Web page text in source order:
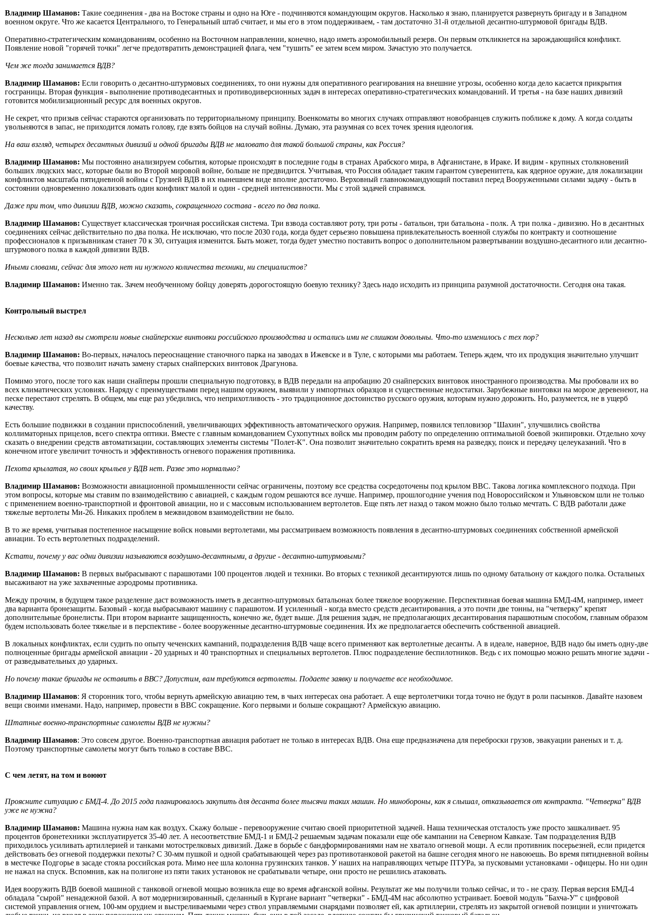
Владимир Шаманов: Такие соединения - два на Востоке страны и одно на Юге - подчиняются командующим округов. Насколько я знаю, планируется развернуть бригаду и в Западном
военном округе. Что же касается Центрального, то Генеральный штаб считает, и мы его в этом поддерживаем, - там достаточно 31-й отдельной десантно-штурмовой бригады ВДВ.
Оперативно-стратегическим командованиям, особенно на Восточном направлении, конечно, надо иметь аэромобильный резерв. Он первым откликнется на зарождающийся конфликт.
Появление новой "горячей точки" легче предотвратить демонстрацией флага, чем "тушить" ее затем всем миром. Зачастую это получается.
Чем же тогда занимается ВДВ?
Владимир Шаманов: Если говорить о десантно-штурмовых соединениях, то они нужны для оперативного реагирования на внешние угрозы, особенно когда дело касается прикрытия
госграницы. Вторая функция - выполнение противодесантных и противодиверсионных задач в интересах оперативно-стратегических командований. И третья - на базе наших дивизий
готовится мобилизационный ресурс для военных округов.
Не секрет, что призыв сейчас стараются организовать по территориальному принципу. Военкоматы во многих случаях отправляют новобранцев служить поближе к дому. А когда солдаты
увольняются в запас, не приходится ломать голову, где взять бойцов на случай войны. Думаю, эта разумная со всех точек зрения идеология.
На ваш взгляд, четырех десантных дивизий и одной бригады ВДВ не маловато для такой большой страны, как Россия?
Владимир Шаманов: Мы постоянно анализируем события, которые происходят в последние годы в странах Арабского мира, в Афганистане, в Ираке. И видим - крупных столкновений
больших людских масс, которые были во Второй мировой войне, больше не предвидится. Учитывая, что Россия обладает таким гарантом суверенитета, как ядерное оружие, для локализации
конфликтов масштаба пятидневной войны с Грузией ВДВ в их нынешнем виде вполне достаточно. Верховный главнокомандующий поставил перед Вооруженными силами задачу - быть в
состоянии одновременно локализовать один конфликт малой и один - средней интенсивности. Мы с этой задачей справимся.
Даже при том, что дивизии ВДВ, можно сказать, сокращенного состава - всего по два полка.
Владимир Шаманов: Существует классическая троичная российская система. Три взвода составляют роту, три роты - батальон, три батальона - полк. А три полка - дивизию. Но в десантных
соединениях сейчас действительно по два полка. Не исключаю, что после 2030 года, когда будет серьезно повышена привлекательность военной службы по контракту и соотношение
профессионалов к призывникам станет 70 к 30, ситуация изменится. Быть может, тогда будет уместно поставить вопрос о дополнительном развертывании воздушно-десантного или десантно-
штурмового полка в каждой дивизии ВДВ.
Иными словами, сейчас для этого нет ни нужного количества техники, ни специалистов?
Владимир Шаманов: Именно так. Зачем необученному бойцу доверять дорогостоящую боевую технику? Здесь надо исходить из принципа разумной достаточности. Сегодня она такая.
Контрольный выстрел
Несколько лет назад вы смотрели новые снайперские винтовки российского производства и остались ими не слишком довольны. Что-то изменилось с тех пор?
Владимир Шаманов: Во-первых, началось переоснащение станочного парка на заводах в Ижевске и в Туле, с которыми мы работаем. Теперь ждем, что их продукция значительно улучшит
боевые качества, что позволит начать замену старых снайперских винтовок Драгунова.
Помимо этого, после того как наши снайперы прошли специальную подготовку, в ВДВ передали на апробацию 20 снайперских винтовок иностранного производства. Мы пробовали их во
всех климатических условиях. Наряду с преимуществами перед нашим оружием, выявили у импортных образцов и существенные недостатки. Зарубежные винтовки на морозе деревенеют, на
песке перестают стрелять. В общем, мы еще раз убедились, что неприхотливость - это традиционное достоинство русского оружия, которым нужно дорожить. Но, разумеется, не в ущерб
качеству.
Есть большие подвижки в создании приспособлений, увеличивающих эффективность автоматического оружия. Например, появился тепловизор "Шахин", улучшились свойства
коллиматорных прицелов, всего спектра оптики. Вместе с главным командованием Сухопутных войск мы проводим работу по определению оптимальной боевой экипировки. Отдельно хочу
сказать о внедрении средств автоматизации, составляющих элементы системы "Полет-К". Она позволит значительно сократить время на разведку, поиск и передачу целеуказаний. Что в
конечном итоге увеличит точность и эффективность огневого поражения противника.
Пехота крылатая, но своих крыльев у ВДВ нет. Разве это нормально?
Владимир Шаманов: Возможности авиационной промышленности сейчас ограничены, поэтому все средства сосредоточены под крылом ВВС. Такова логика комплексного подхода. При
этом вопросы, которые мы ставим по взаимодействию с авиацией, с каждым годом решаются все лучше. Например, прошлогодние учения под Новороссийском и Ульяновском шли не только
с применением военно-транспортной и фронтовой авиации, но и с массовым использованием вертолетов. Еще пять лет назад о таком можно было только мечтать. С ВДВ работали даже
тяжелые вертолеты Ми-26. Никаких проблем в межвидовом взаимодействии не было.
В то же время, учитывая постепенное насыщение войск новыми вертолетами, мы рассматриваем возможность появления в десантно-штурмовых соединениях собственной армейской
авиации. То есть вертолетных подразделений.
Кстати, почему у вас одни дивизии называются воздушно-десантными, а другие - десантно-штурмовыми?
Владимир Шаманов: В первых выбрасывают с парашютами 100 процентов людей и техники. Во вторых с техникой десантируются лишь по одному батальону от каждого полка. Остальных
высаживают на уже захваченные аэродромы противника.
Между прочим, в будущем такое разделение даст возможность иметь в десантно-штурмовых батальонах более тяжелое вооружение. Перспективная боевая машина БМД-4М, например, имеет
два варианта бронезащиты. Базовый - когда выбрасывают машину с парашютом. И усиленный - когда вместо средств десантирования, а это почти две тонны, на "четверку" крепят
дополнительные бронелисты. При втором варианте защищенность, конечно же, будет выше. Для решения задач, не предполагающих десантирования парашютным способом, главным образом
будем использовать более тяжелые и в перспективе - более вооруженные десантно-штурмовые соединения. Их же предполагается обеспечить собственной авиацией.
В локальных конфликтах, если судить по опыту чеченских кампаний, подразделения ВДВ чаще всего применяют как вертолетные десанты. А в идеале, наверное, ВДВ надо бы иметь одну-две
полноценные бригады армейской авиации - 20 ударных и 40 транспортных и специальных вертолетов. Плюс подразделение беспилотников. Ведь с их помощью можно решать многие задачи -
от разведывательных до ударных.
Но почему такие бригады не оставить в ВВС? Допустим, вам требуются вертолеты. Подаете заявку и получаете все необходимое.
Владимир Шаманов: Я сторонник того, чтобы вернуть армейскую авиацию тем, в чьих интересах она работает. А еще вертолетчики тогда точно не будут в роли пасынков. Давайте назовем
вещи своими именами. Надо, например, провести в ВВС сокращение. Кого первыми и больше сокращают? Армейскую авиацию.
Штатные военно-транспортные самолеты ВДВ не нужны?
Владимир Шаманов: Это совсем другое. Военно-транспортная авиация работает не только в интересах ВДВ. Она еще предназначена для переброски грузов, эвакуации раненых и т. д.
Поэтому транспортные самолеты могут быть только в составе ВВС.
С чем летят, на том и воюют
Проясните ситуацию с БМД-4. До 2015 года планировалось закупить для десанта более тысячи таких машин. Но минобороны, как я слышал, отказывается от контракта. "Четверка" ВДВ
уже не нужна?
Владимир Шаманов: Машина нужна нам как воздух. Скажу больше - перевооружение считаю своей приоритетной задачей. Наша техническая отсталость уже просто зашкаливает. 95
процентов бронетехники эксплуатируется 35-40 лет. А несоответствие БМД-1 и БМД-2 решаемым задачам показали еще обе кампании на Северном Кавказе. Там подразделения ВДВ
приходилось усиливать артиллерией и танками мотострелковых дивизий. Даже в борьбе с бандформированиями нам не хватало огневой мощи. А если противник посерьезней, если придется
действовать без огневой поддержки пехоты? С 30-мм пушкой и одной срабатывающей через раз противотанковой ракетой на башне сегодня много не навоюешь. Во время пятидневной войны
в местечке Подгорье в засаде стояла российская рота. Мимо нее шла колонна грузинских танков. У наших на направляющих четыре ПТУРа, за пусковыми установками - офицеры. Но ни один
не нажал на спуск. Вспомнив, как на полигоне из пяти таких установок не срабатывали четыре, они просто не решились атаковать.
Идея вооружить ВДВ боевой машиной с танковой огневой мощью возникла еще во время афганской войны. Результат же мы получили только сейчас, и то - не сразу. Первая версия БМД-4
обладала "сырой" ненадежной базой. А вот модернизированный, сделанный в Кургане вариант "четверки" - БМД-4М нас абсолютно устраивает. Боевой модуль "Бахча-У" с цифровой
системой управления огнем, 100-мм орудием и выстреливаемыми через ствол управляемыми снарядами позволяет ей, как артиллерии, стрелять из закрытой огневой позиции и уничтожать